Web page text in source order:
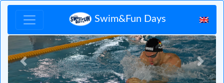
Swim&Fun Days
Zurück Vor